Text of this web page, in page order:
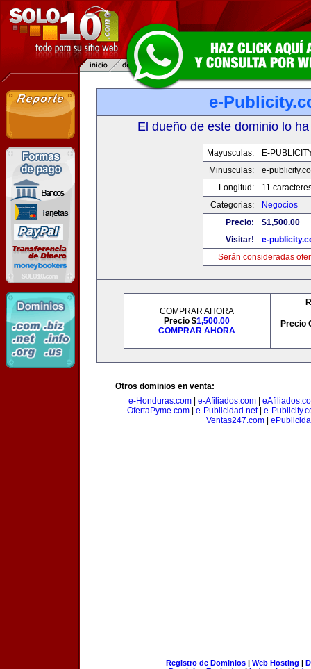
e-
El dueño de este dominio lo
Mayusculas:
E-
Minusculas:
e-
Longitud:
11
Categorias:
Negocios
Precio:
$1,500.00
Visitar!
e-
Serán consideradas
COMPRAR AHORA
Precio $1,500.00
COMPRAR AHORA
Precio
Otros dominios en venta:
e-Honduras.com| e-Afiliados.com|
OfertaPyme.com| e-Publicidad.net| e-
Ventas247.com
Registro de Dominios| Web Hosting |